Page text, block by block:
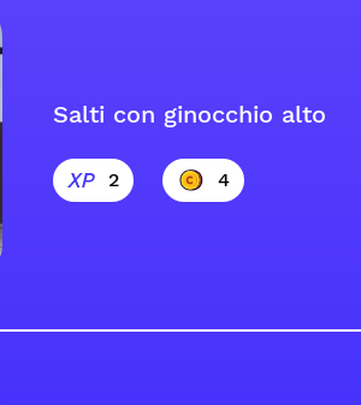
Salti con ginocchio alto
2 4